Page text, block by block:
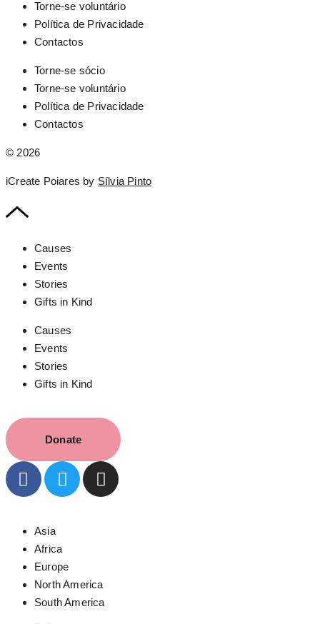
Torne-se voluntário
Política de Privacidade
Contactos
Torne-se sócio
Torne-se voluntário
Política de Privacidade
Contactos
© 2026
iCreate Poiares by Sílvia Pinto
Causes
Events
Stories
Gifts in Kind
Causes
Events
Stories
Gifts in Kind
Donate
Asia
Africa
Europe
North America
South America